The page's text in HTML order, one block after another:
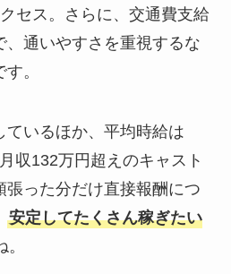
× 参加人数
195円/分 × 参加人
円
セス。さらに、交通費支給
、通いやすさを重視するな
。
ているほか、平均時給は
収132万円超えのキャスト
張った分だけ直接報酬につ
安定してたくさん稼ぎたい